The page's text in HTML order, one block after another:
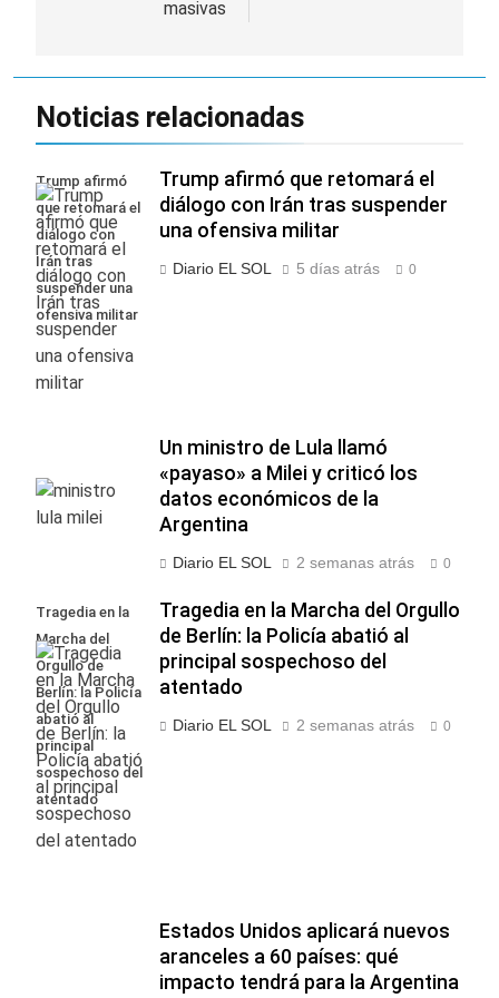
masivas
Noticias relacionadas
Trump afirmó
que retomará el
diálogo con
Irán tras
suspender una
ofensiva militar
Trump afirmó que retomará el
diálogo con Irán tras suspender
una ofensiva militar
Diario EL SOL 5 días atrás 0
Un ministro de Lula llamó
«payaso» a Milei y criticó los
datos económicos de la
Argentina
Diario EL SOL 2 semanas atrás 0
Tragedia en la
Marcha del
Orgullo de
Berlín: la Policía
abatió al
principal
sospechoso del
atentado
Tragedia en la Marcha del Orgullo
de Berlín: la Policía abatió al
principal sospechoso del
atentado
Diario EL SOL 2 semanas atrás 0
Estados Unidos aplicará nuevos
aranceles a 60 países: qué
impacto tendrá para la Argentina